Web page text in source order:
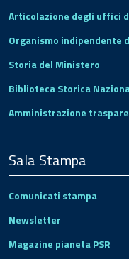
Articolazione degli uffici
Organismo indipendente
Storia del Ministero
Biblioteca Storica
Amministrazione
Sala Stampa
Comunicati stampa
Newsletter
Magazine pianeta PSR